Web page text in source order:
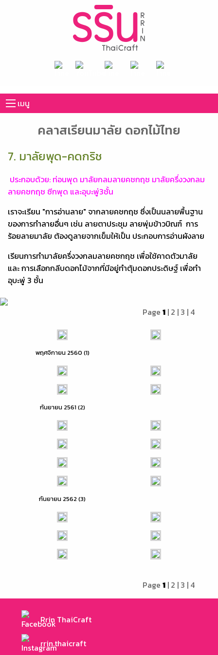
เมนู
คลาสเรียนมาลัย ดอกไม้ไทย
7. มาลัยพุด-คดกริช
ประกอบด้วย: ท่อนพุด มาลัยกลมลายคชกฤช มาลัยครึ่งวงกลม
ลายคชกฤช ซีกพุด และอุบะพู่3ชั้น
เราจะเรียน "การอ่านลาย" จากลายคชกฤช ซึ่งเป็นนลายพื้นฐาน
ของการทำลายอื่นๆ เช่น ลายตาประชุม ลายพุ่มข้าวบิณฑ์ การ
ร้อยลายมาลัย ต้องดูลายจากเข็มให้เป็น ประกอบการอ่านผังลาย
เรียนการทำมาลัยครึ่งวงกลมลายคชกฤช เพื่อใช้คาดตัวมาลัย
และ การเลือกกลีบดอกไม้จากที่มีอยู่ทำตุ้มดอกประดิษฐ์ เพื่อทำ
อุบะพู่ 3 ชั้น
Page 1 | 2 | 3 | 4
พฤศจิกายน 2560 (1)
กันยายน 2561 (2)
กันยายน 2562 (3)
Page 1 | 2 | 3 | 4
Rrin ThaiCraft
rrin.thaicraft